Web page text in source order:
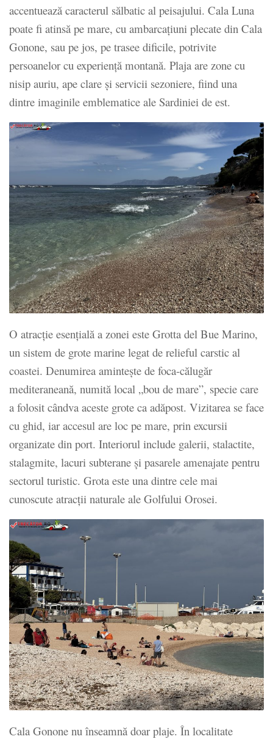
accentuează caracterul sălbatic al peisajului. Cala Luna
poate fi atinsă pe mare, cu ambarcațiuni plecate din Cala
Gonone, sau pe jos, pe trasee dificile, potrivite
persoanelor cu experiență montană. Plaja are zone cu
nisip auriu, ape clare și servicii sezoniere, fiind una
dintre imaginile emblematice ale Sardiniei de est.
O atracție esențială a zonei este Grotta del Bue Marino,
un sistem de grote marine legat de relieful carstic al
coastei. Denumirea amintește de foca-călugăr
mediteraneană, numită local „bou de mare”, specie care
a folosit cândva aceste grote ca adăpost. Vizitarea se face
cu ghid, iar accesul are loc pe mare, prin excursii
organizate din port. Interiorul include galerii, stalactite,
stalagmite, lacuri subterane și pasarele amenajate pentru
sectorul turistic. Grota este una dintre cele mai
cunoscute atracții naturale ale Golfului Orosei.
Cala Gonone nu înseamnă doar plaje. În localitate